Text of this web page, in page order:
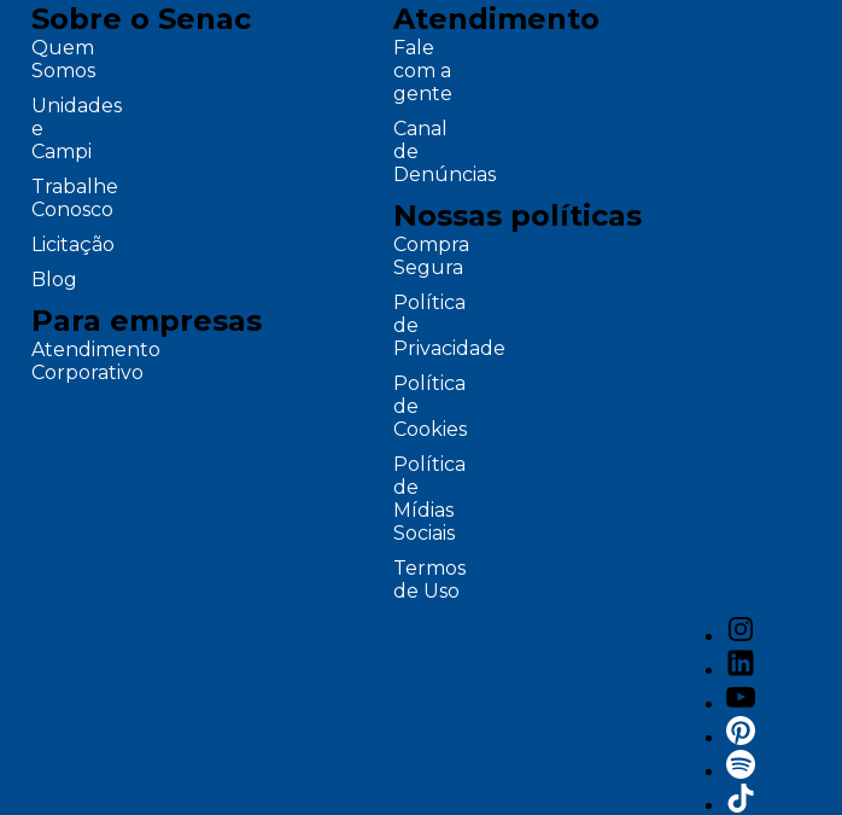
Sobre o Senac
Quem
Somos
Unidades
e
Campi
Trabalhe
Conosco
Licitação
Blog
Para empresas
Atendimento
Corporativo
Atendimento
Fale
com a
gente
Canal
de
Denúncias
Nossas políticas
Compra
Segura
Política
de
Privacidade
Política
de
Cookies
Política
de
Mídias
Sociais
Termos
de Uso